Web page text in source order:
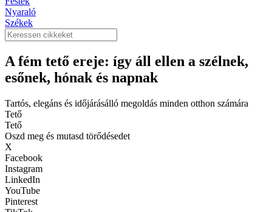
Nyaraló
Székek
A fém tető ereje: így áll ellen a szélnek,
esőnek, hónak és napnak
Tartós, elegáns és időjárásálló megoldás minden otthon számára
Tető
Tető
Oszd meg és mutasd törődésedet
X
Facebook
Instagram
LinkedIn
YouTube
Pinterest